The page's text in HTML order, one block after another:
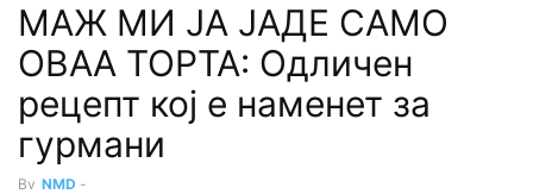
МАЖ МИ ЈА ЈАДЕ САМО
ОВАА ТОРТА: Одличен
рецепт кој е наменет за
гурмани
By NMD -